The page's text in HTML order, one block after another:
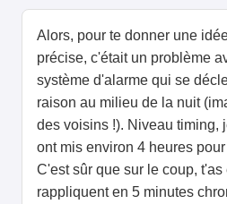
Alors, pour te donner une
précise, c'était un problème
système d'alarme qui se
raison au milieu de la nuit
des voisins !). Niveau timing,
ont mis environ 4 heures
C'est sûr que sur le coup,
rappliquent en 5 minutes